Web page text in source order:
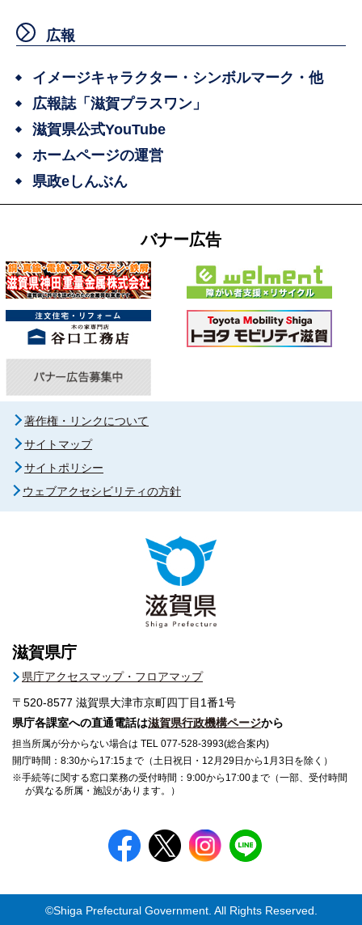
広報
イメージキャラクター・シンボルマーク・他
広報誌「滋賀プラスワン」
滋賀県公式YouTube
ホームページの運営
県政eしんぶん
バナー広告
著作権・リンクについて
サイトマップ
サイトポリシー
ウェブアクセシビリティの方針
滋賀県庁
県庁アクセスマップ・フロアマップ
〒520-8577 滋賀県大津市京町四丁目1番1号
県庁各課室への直通電話は滋賀県行政機構ページから
担当所属が分からない場合は TEL 077-528-3993(総合案内)
開庁時間：8:30から17:15まで（土日祝日・12月29日から1月3日を除く）
※手続等に関する窓口業務の受付時間：9:00から17:00まで（一部、受付時間
が異なる所属・施設があります。）
©Shiga Prefectural Government. All Rights Reserved.